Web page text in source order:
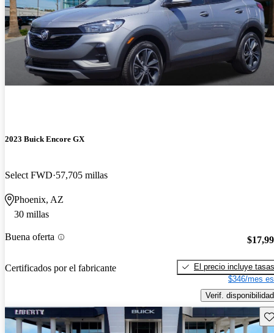
2023 Buick Encore GX
Select FWD 57,705 millas
Phoenix, AZ
30 millas
Buena oferta
Certificados por el fabricante
El precio incluye tasas
$346/mes
Verif. disponibilidad